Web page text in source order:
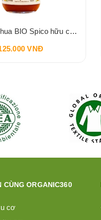
Tương cà chua BIO Spico hữu cơ 255gr
VNĐ
CÙNG ORGANIC360
cơ